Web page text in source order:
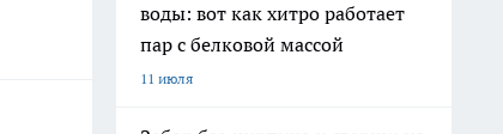
воды: вот как хитро работает
пар с белковой массой
11 июля